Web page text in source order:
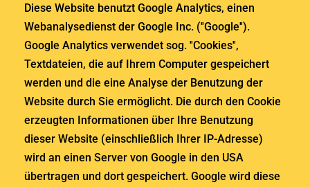
Diese Website benutzt Google Analytics, einen
Webanalysedienst der Google Inc. (''Google'').
Google Analytics verwendet sog. ''Cookies'',
Textdateien, die auf Ihrem Computer gespeichert
werden und die eine Analyse der Benutzung der
Website durch Sie ermöglicht. Die durch den Cookie
erzeugten Informationen über Ihre Benutzung
dieser Website (einschließlich Ihrer IP-Adresse)
wird an einen Server von Google in den USA
übertragen und dort gespeichert. Google wird diese